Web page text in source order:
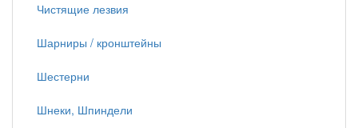
Чистящие лезвия
Шарниры / кронштейны
Шестерни
Шнеки, Шпиндели